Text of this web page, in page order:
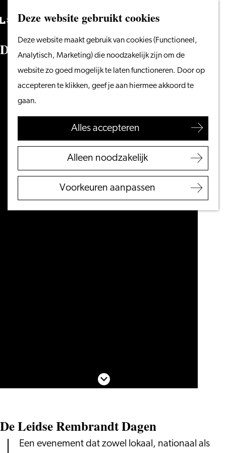
Deze website gebruikt cookies
Deze website maakt gebruik van cookies (Functioneel,
Analytisch, Marketing) die noodzakelijk zijn om de
website zo goed mogelijk te laten functioneren. Door op
accepteren te klikken, geef je aan hiermee akkoord te
gaan.
Alles accepteren
Alleen noodzakelijk
Voorkeuren aanpassen
naar
homepage
Menu
ZoekenVanaf het water
wandelen
Winkelen
Eten & drinken
Met kinderen
VVV Leiden
Bereikbaarheid
Regio Leiden
Zoeken
D Leidse RembrandtDagen
Scroll naar beneden
De Leidse Rembrandt Dagen
Een evenement dat zowel lokaal, nationaal als